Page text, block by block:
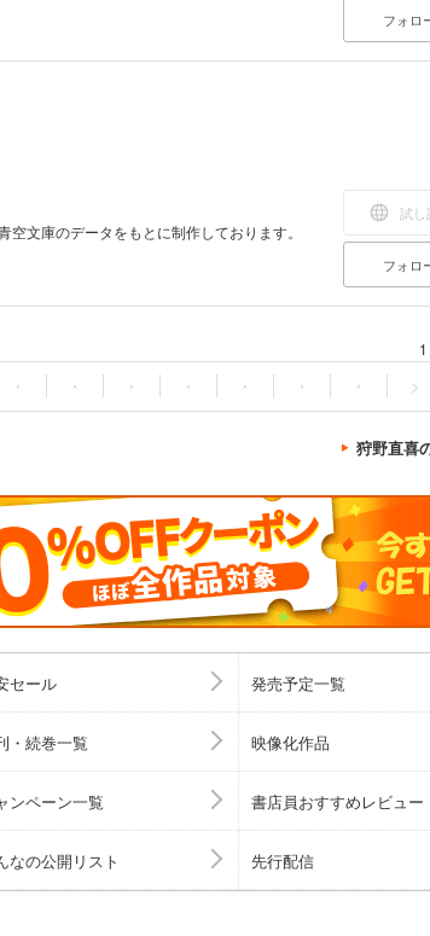
フォロ
空文庫のデータをもとに制作しております。
試し
フォロ
・ ・ ・ ・ ・ ・ ・ >
狩野直喜
セール 発売予定一覧
・続巻一覧 映像化作品
ンペーン一覧 書店員おすすめレビュー
なの公開リスト 先行配信